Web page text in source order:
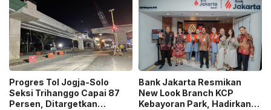
Progres Tol Jogja-Solo
Seksi Trihanggo Capai 87
Persen, Ditargetkan
Bank Jakarta Resmikan
New Look Branch KCP
Kebayoran Park, Hadirkan